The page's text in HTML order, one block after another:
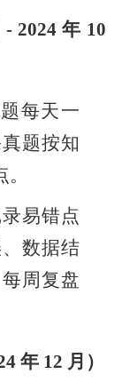
2024 年 10
每天一
题按知
易错点
数据结
周复盘
年 12 月）